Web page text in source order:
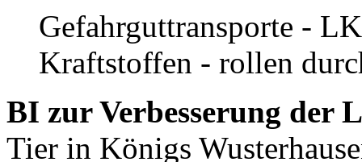
Gefahrguttransporte -
Kraftstoffen - rollen
BI zur Verbesserung der
Tier in Königs